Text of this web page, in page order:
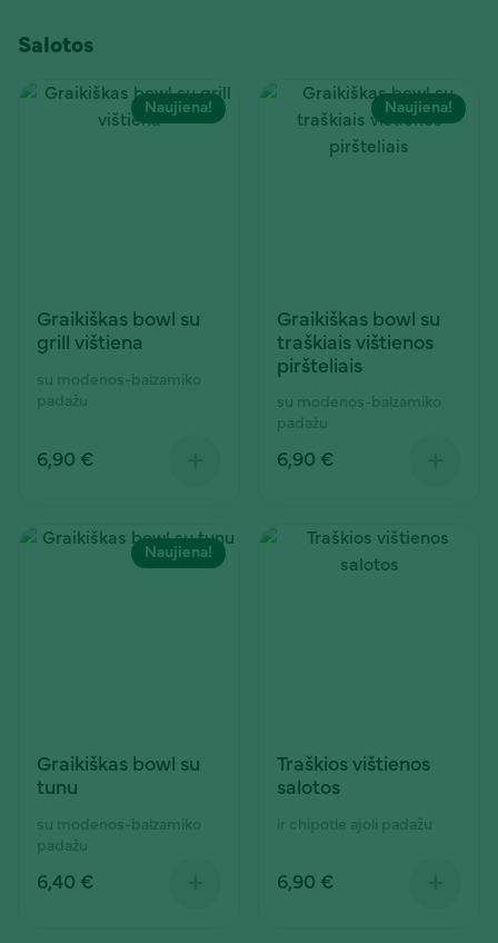
Salotos
Naujiena!
Graikiškas bowl su
grill vištiena
su modenos-balzamiko
padažu
6,90 €
Naujiena!
Graikiškas bowl su
traškiais vištienos
piršteliais
su modenos-balzamiko
padažu
6,90 €
Naujiena!
Graikiškas bowl su
tunu
su modenos-balzamiko
padažu
6,40 €
Traškios vištienos
salotos
ir chipotle ajoli padažu
6,90 €